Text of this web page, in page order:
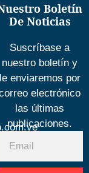
Boletín
De Noticias
Suscríbase a
nuestro boletín y
le enviaremos por
electrónico
las últimas
publicaciones.